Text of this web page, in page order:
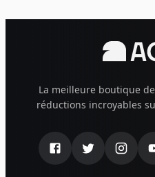
La meilleure boutique
réductions incroyables